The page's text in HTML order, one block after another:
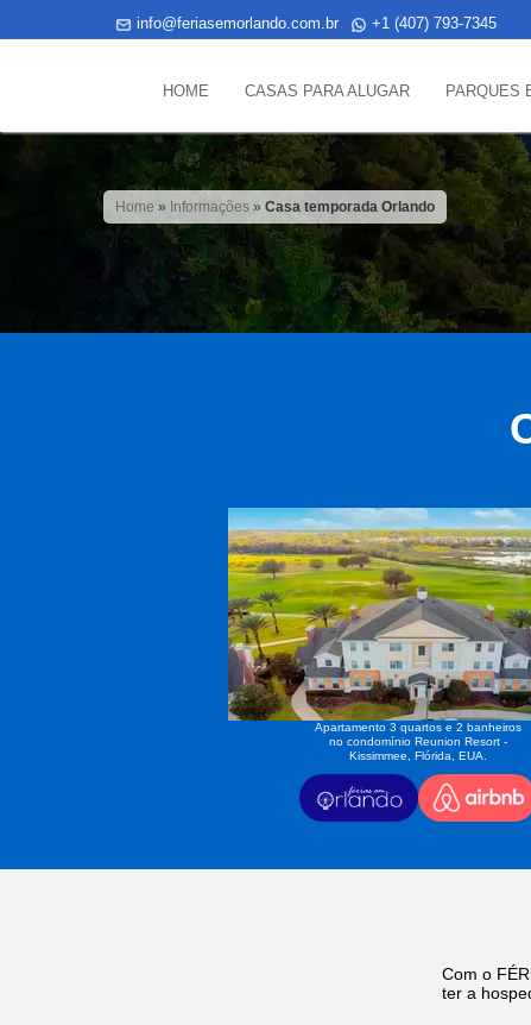
info@feriasemorlando.com.br +1 (407) 793-7345
HOME CASAS PARA ALUGAR PARQUES
Home » Informações »Casa temporada Orlando
Apartamento 3 quartos e 2 banheiros
no condomínio Reunion Resort -
Kissimmee, Flórida, EUA.
Com o
ter a